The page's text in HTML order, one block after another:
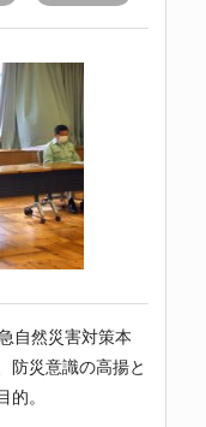
自然災害対策本
防災意識の高揚と
。